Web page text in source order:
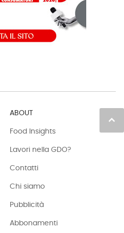
keyboard_arrow_up
ABOUT
Food Insights
Lavori nella GDO?
Contatti
Chi siamo
Pubblicità
Abbonamenti